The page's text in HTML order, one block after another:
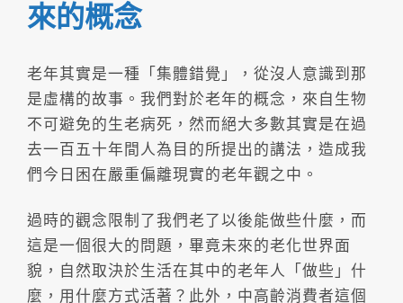
來的概念
老年其實是一種「集體錯覺」，從沒人意識到那
是虛構的故事。我們對於老年的概念，來自生物
不可避免的生老病死，然而絕大多數其實是在過
去一百五十年間人為目的所提出的講法，造成我
們今日困在嚴重偏離現實的老年觀之中。
過時的觀念限制了我們老了以後能做些什麼，而
這是一個很大的問題，畢竟未來的老化世界面
貌，自然取決於生活在其中的老年人「做些」什
麼，用什麼方式活著？此外，中高齡消費者這個